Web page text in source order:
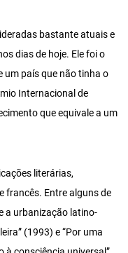
bastante atuais e
dias de hoje. Ele foi o
um país que não tinha o
Internacional de
que equivale a um
literárias,
francês. Entre alguns de
a urbanização latino-
(1993) e “Por uma